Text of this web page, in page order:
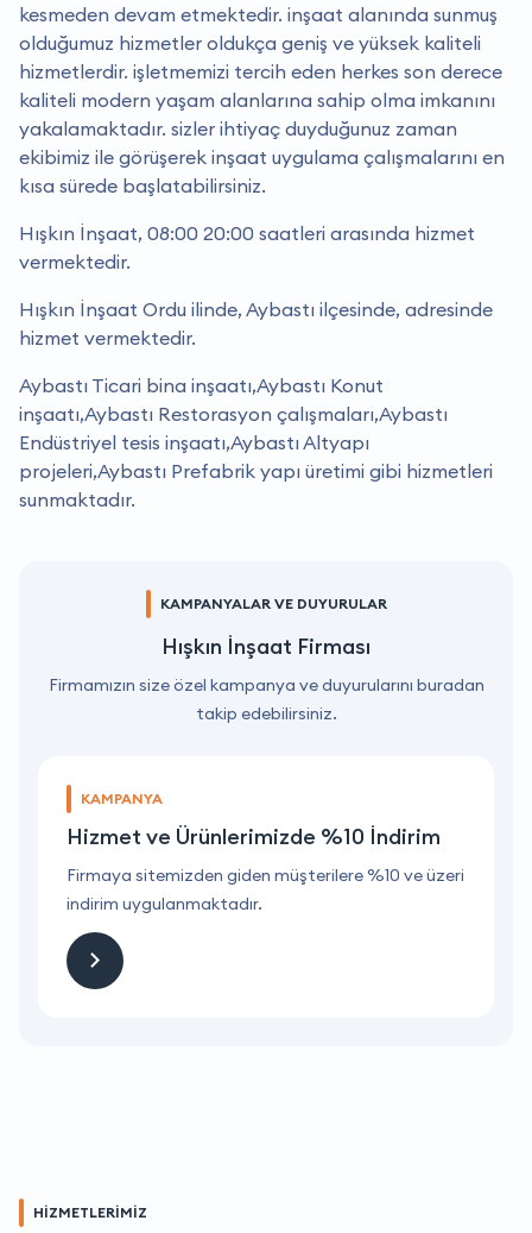
kesmeden devam etmektedir. i̇nşaat alanında sunmuş
olduğumuz hizmetler oldukça geniş ve yüksek kaliteli
hizmetlerdir. i̇şletmemizi tercih eden herkes son derece
kaliteli modern yaşam alanlarına sahip olma imkanını
yakalamaktadır. sizler ihtiyaç duyduğunuz zaman
ekibimiz ile görüşerek inşaat uygulama çalışmalarını en
kısa sürede başlatabilirsiniz.
Hışkın İnşaat, 08:00 20:00 saatleri arasında hizmet
vermektedir.
Hışkın İnşaat Ordu ilinde, Aybastı ilçesinde, adresinde
hizmet vermektedir.
Aybastı Ticari bina inşaatı,Aybastı Konut
inşaatı,Aybastı Restorasyon çalışmaları,Aybastı
Endüstriyel tesis inşaatı,Aybastı Altyapı
projeleri,Aybastı Prefabrik yapı üretimi gibi hizmetleri
sunmaktadır.
KAMPANYALAR VE DUYURULAR
Hışkın İnşaat Firması
Firmamızın size özel kampanya ve duyurularını buradan
takip edebilirsiniz.
KAMPANYA
Hizmet ve Ürünlerimizde %10 İndirim
Firmaya sitemizden giden müşterilere %10 ve üzeri
indirim uygulanmaktadır.
HİZMETLERİMİZ